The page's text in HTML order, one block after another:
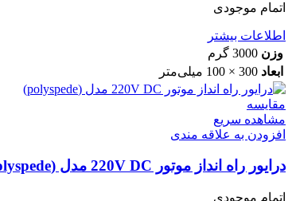
اتمام موجودی
اطلاعات بیشتر
وزن 3000 گرم
ابعاد 300 × 100 میلی‌متر
مقایسه
مشاهده سریع
افزودن به علاقه مندی
درایور راه انداز موتور 220V DC مدل (polyspede)
اتمام موجودی